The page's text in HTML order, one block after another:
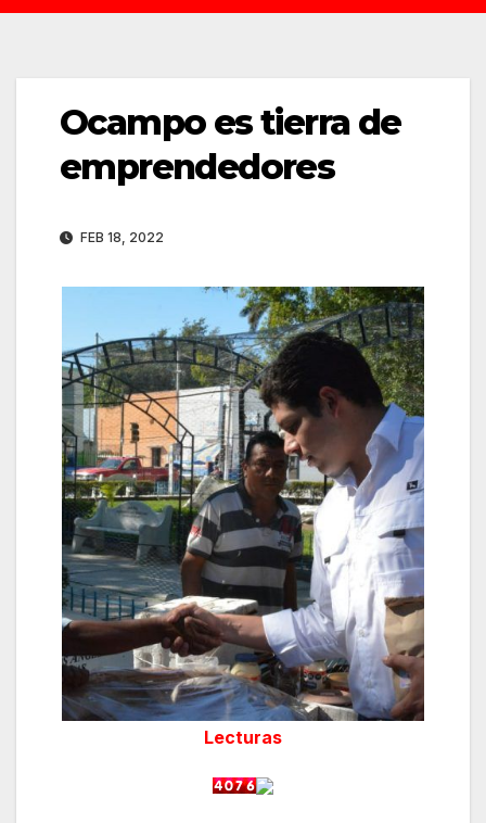
Ocampo es tierra de
emprendedores
FEB 18, 2022
Lecturas